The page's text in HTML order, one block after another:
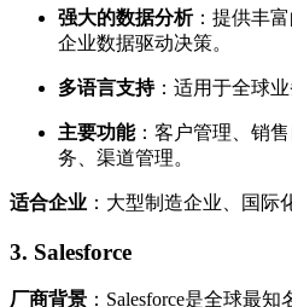
强大的数据分析：提供丰
企业数据驱动决策。
多语言支持：适用于全球业
主要功能：客户管理、销
务、渠道管理。
适合企业 ：大型制造企业、国际
3. Salesforce
厂商背景 ：Salesforce是全球最